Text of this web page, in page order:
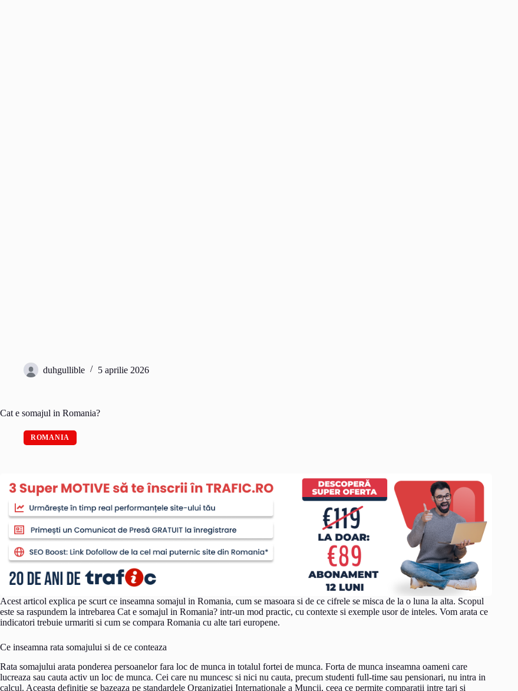
duhgullible 5 aprilie 2026
Cat e somajul in Romania?
ROMANIA
Acest articol explica pe scurt ce inseamna somajul in Romania, cum se masoara si de ce cifrele se misca de la o luna la alta. Scopul
este sa raspundem la intrebarea Cat e somajul in Romania? intr-un mod practic, cu contexte si exemple usor de inteles. Vom arata ce
indicatori trebuie urmariti si cum se compara Romania cu alte tari europene.
Ce inseamna rata somajului si de ce conteaza
Rata somajului arata ponderea persoanelor fara loc de munca in totalul fortei de munca. Forta de munca inseamna oameni care
lucreaza sau cauta activ un loc de munca. Cei care nu muncesc si nici nu cauta, precum studenti full-time sau pensionari, nu intra in
calcul. Aceasta definitie se bazeaza pe standardele Organizatiei Internationale a Muncii, ceea ce permite comparatii intre tari si